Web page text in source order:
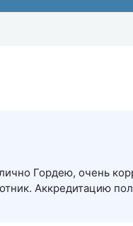
Гордею, очень
Аккредитацию